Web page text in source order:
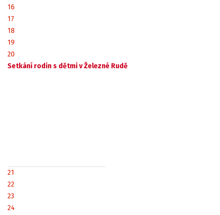
16
17
18
19
20
Setkání rodin s dětmi v Železné Rudě
21
22
23
24